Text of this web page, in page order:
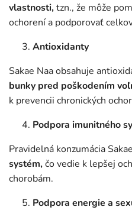
vlastnosti,tzn., že môže
ochorení a podporovať
Antioxidanty
Sakae Naa obsahuje
bunky pred poškodením
k prevencii chronických
Podpora imunitného
Pravidelná konzumácia
systém,čo vedie k lepšej
chorobám.
Podpora energie a